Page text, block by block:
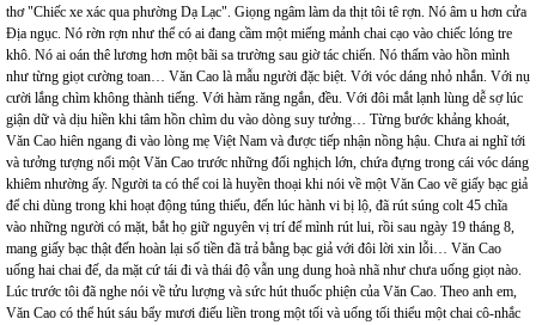
thơ "Chiếc xe xác qua phường Dạ Lạc". Giọng ngâm làm da thịt tôi tê rợn. Nó âm u hơn cửa
Địa ngục. Nó rờn rợn như thể có ai đang cầm một miếng mảnh chai cạo vào chiếc lóng tre
khô. Nó ai oán thê lương hơn một bãi sa trường sau giờ tác chiến. Nó thấm vào hồn mình
như từng giọt cường toan… Văn Cao là mẫu người đặc biệt. Với vóc dáng nhỏ nhắn. Với nụ
cười lắng chìm không thành tiếng. Với hàm răng ngắn, đều. Với đôi mắt lạnh lùng dễ sợ lúc
giận dữ và dịu hiền khi tâm hồn chìm du vào dòng suy tưởng… Từng bước khảng khoát,
Văn Cao hiên ngang đi vào lòng mẹ Việt Nam và được tiếp nhận nồng hậu. Chưa ai nghĩ tới
và tưởng tượng nổi một Văn Cao trước những đối nghịch lớn, chứa đựng trong cái vóc dáng
khiêm nhường ấy. Người ta có thể coi là huyền thoại khi nói về một Văn Cao vẽ giấy bạc giả
để chi dùng trong khi hoạt động túng thiếu, đến lúc hành vi bị lộ, đã rút súng colt 45 chĩa
vào những người có mặt, bắt họ giữ nguyên vị trí để mình rút lui, rồi sau ngày 19 tháng 8,
mang giấy bạc thật đến hoàn lại số tiền đã trả bằng bạc giả với đôi lời xin lỗi… Văn Cao
uống hai chai đế, da mặt cứ tái đi và thái độ vẫn ung dung hoà nhã như chưa uống giọt nào.
Lúc trước tôi đã nghe nói về tửu lượng và sức hút thuốc phiện của Văn Cao. Theo anh em,
Văn Cao có thể hút sáu bẩy mươi điếu liền trong một tối và uống tối thiểu một chai cô-nhắc